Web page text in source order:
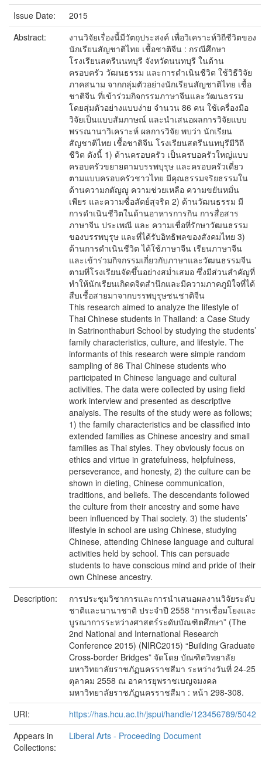
Issue Date:
2015
Abstract:
งานวิจัยเรื่องนี้มีวัตถุประสงค์ เพื่อวิเคราะห์วิถีชีวิตของ
นักเรียนสัญชาติไทย เชื้อชาติจีน : กรณีศึกษา
โรงเรียนสตรีนนทบุรี จังหวัดนนทบุรี ในด้าน
ครอบครัว วัฒนธรรม และการดำเนินชีวิต ใช้วิธีวิจัย
ภาคสนาม จากกลุ่มตัวอย่างนักเรียนสัญชาติไทย เชื้อ
ชาติจีน ที่เข้าร่วมกิจกรรมภาษาจีนและวัฒนธรรม
โดยสุ่มตัวอย่างแบบง่าย จำนวน 86 คน ใช้เครื่องมือ
วิจัยเป็นแบบสัมภาษณ์ และนำเสนอผลการวิจัยแบบ
พรรณานาวิเคราะห์ ผลการวิจัย พบว่า นักเรียน
สัญชาติไทย เชื้อชาติจีน โรงเรียนสตรีนนทบุรีมีวิถี
ชีวิต ดังนี้ 1) ด้านครอบครัว เป็นครบอครัวใหญ่แบบ
ครอบครัวขยายตามบรรพบุรุษ และครอบครัวเดี่ยว
ตามแบบครอบครัวชาวไทย มีคุณธรรมจริยธรรมใน
ด้านความกตัญญู ความช่วยเหลือ ความขยันหมั่น
เพียร และความซื่อสัตย์สุจริต 2) ด้านวัฒนธรรม มี
การดำเนินชีวิตในด้านอาหารการกิน การสื่อสาร
ภาษาจีน ประเพณี และ ความเชื่อที่รักษาวัฒนธรรม
ของบรรพบุรุษ และที่ได้รับอิทธิพลของสังคมไทย 3)
ด้านการดำเนินชีวิต ได้ใช้ภาษาจีน เรียนภาษาจีน
และเข้าร่วมกิจกรรมเกี่ยวกับภาษาและวัฒนธรรมจีน
ตามที่โรงเรียนจัดขึ้นอย่างสม่ำเสมอ ซึ่งมีส่วนสำคัญที่
ทำให้นักเรียนเกิดดจิตสำนึกและมีความภาคภูมิใจที่ได้
สืบเชื้อสายมาจากบรรพบุรุษชนชาติจีน
This research aimed to analyze the lifestyle of
Thai Chinese students in Thailand: a Case Study
in Satrinonthaburi School by studying the students’
family characteristics, culture, and lifestyle. The
informants of this research were simple random
sampling of 86 Thai Chinese students who
participated in Chinese language and cultural
activities. The data were collected by using field
work interview and presented as descriptive
analysis. The results of the study were as follows;
1) the family characteristics and be classified into
extended families as Chinese ancestry and small
families as Thai styles. They obviously focus on
ethics and virtue in gratefulness, helpfulness,
perseverance, and honesty, 2) the culture can be
shown in dieting, Chinese communication,
traditions, and beliefs. The descendants followed
the culture from their ancestry and some have
been influenced by Thai society. 3) the students’
lifestyle in school are using Chinese, studying
Chinese, attending Chinese language and cultural
activities held by school. This can persuade
students to have conscious mind and pride of their
own Chinese ancestry.
Description:
การประชุมวิชาการและการนำเสนอผลงานวิจัยระดับ
ชาติและนานาชาติ ประจำปี 2558 “การเชื่อมโยงและ
บูรณาการระหว่างศาสตร์ระดับบัณฑิตศึกษา” (The
2nd National and International Research
Conference 2015) (NIRC2015) “Building Graduate
Cross-border Bridges” จัดโดย บัณฑิตวิทยาลัย
มหาวิทยาลัยราชภัฏนครราชสีมา ระหว่างวันที่ 24-25
ตุลาคม 2558 ณ อาคารยุพราชเบญจมงคล
มหาวิทยาลัยราชภัฏนครราชสีมา : หน้า 298-308.
URI:
https://has.hcu.ac.th/jspui/handle/123456789/5042
Appears in
Collections:
Liberal Arts - Proceeding Document